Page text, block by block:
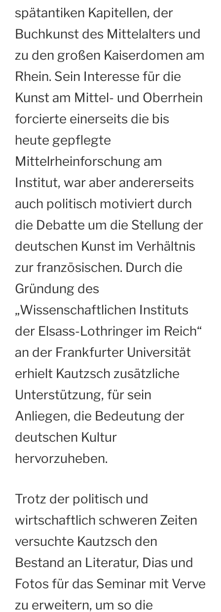
spätantiken Kapitellen, der
Buchkunst des Mittelalters und
zu den großen Kaiserdomen am
Rhein. Sein Interesse für die
Kunst am Mittel- und Oberrhein
forcierte einerseits die bis
heute gepflegte
Mittelrheinforschung am
Institut, war aber andererseits
auch politisch motiviert durch
die Debatte um die Stellung der
deutschen Kunst im Verhältnis
zur französischen. Durch die
Gründung des
„Wissenschaftlichen Instituts
der Elsass-Lothringer im Reich“
an der Frankfurter Universität
erhielt Kautzsch zusätzliche
Unterstützung, für sein
Anliegen, die Bedeutung der
deutschen Kultur
hervorzuheben.
Trotz der politisch und
wirtschaftlich schweren Zeiten
versuchte Kautzsch den
Bestand an Literatur, Dias und
Fotos für das Seminar mit Verve
zu erweitern, um so die